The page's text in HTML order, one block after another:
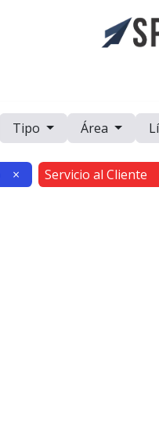
Tipo Área
× Servicio al Cliente